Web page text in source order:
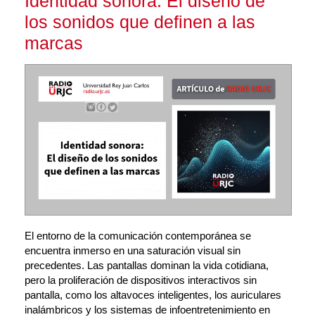
los sonidos que definen a las
marcas
El entorno de la comunicación contemporánea se
encuentra inmerso en una saturación visual sin
precedentes. Las pantallas dominan la vida cotidiana,
pero la proliferación de dispositivos interactivos sin
pantalla, como los altavoces inteligentes, los auriculares
inalámbricos y los sistemas de infoentretenimiento en